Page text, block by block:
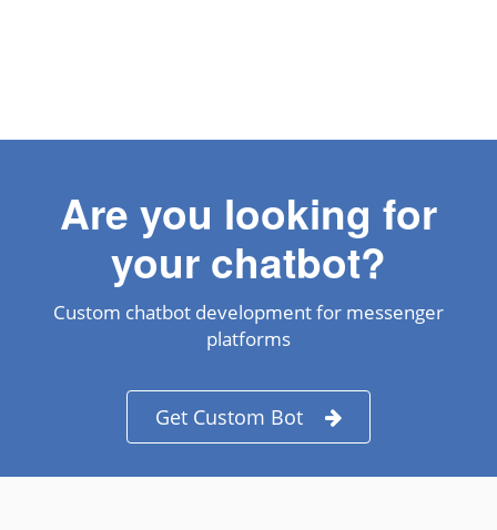
Are you looking for
your chatbot?
Custom chatbot development for messenger
platforms
Get Custom Bot